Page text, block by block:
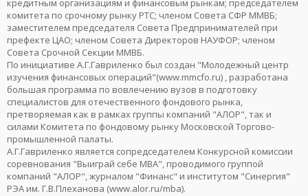
кредитным организациям и финансовым рынкам; председателем
комитета по срочному рынку РТС; членом Совета СФР ММВБ;
заместителем председателя Совета Предпринимателей при
префекте ЦАО; членом Совета Директоров НАУФОР; членом
Совета Срочной Секции ММВБ.
По инициативе А.Г.Гавриленко был создан "Молодежный центр
изучения финансовых операций"(www.mmcfo.ru) , разработана
большая программа по вовлечению вузов в подготовку
специалистов для отечественного фондового рынка,
претворяемая как в рамках группы компаний "АЛОР", так и
силами Комитета по фондовому рынку Московской Торгово-
промышленной палаты.
А.Г.Гавриленко является сопредседателем Конкурсной комиссии
соревнования "Выиграй себе МВА", проводимого группой
компаний "АЛОР", журналом "Финанс" и институтом "Синергия"
РЭА им. Г.В.Плеханова (www.alor.ru/mba).